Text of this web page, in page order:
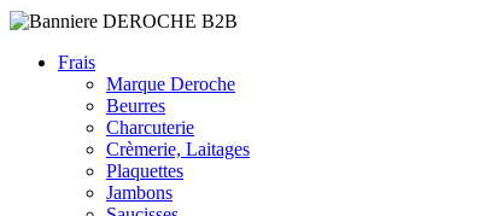
Frais
Marque Deroche
Beurres
Charcuterie
Crèmerie, Laitages
Plaquettes
Jambons